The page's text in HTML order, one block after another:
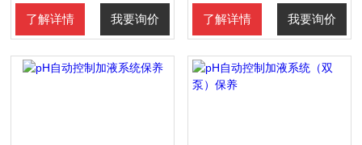
了解详情 我要询价 了解详情 我要询价